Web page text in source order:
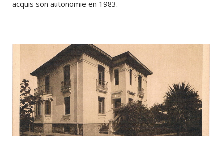
acquis son autonomie en 1983.